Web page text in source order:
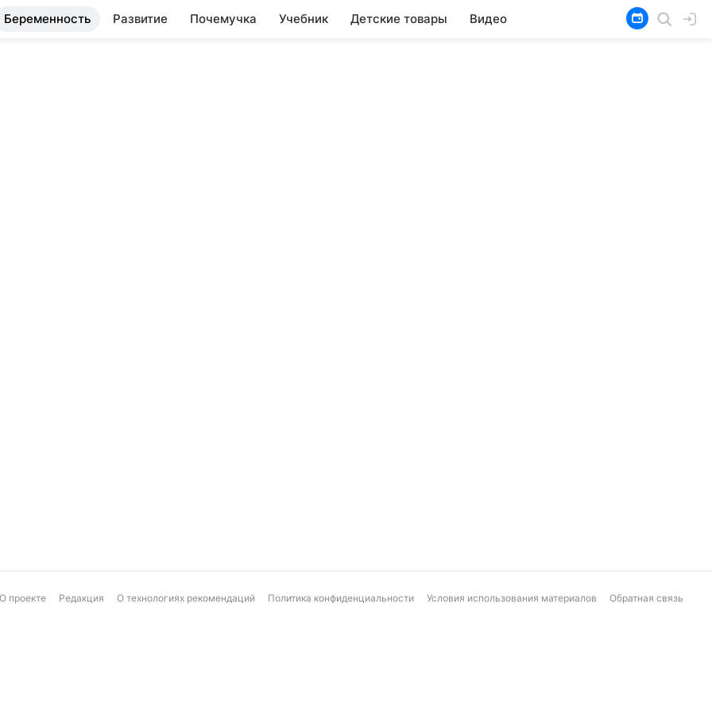
Беременность Развитие Почемучка Учебник Детские товары Видео
О проекте Редакция О технологиях рекомендаций Политика конфиденциальности Условия использования материалов Обратная связь